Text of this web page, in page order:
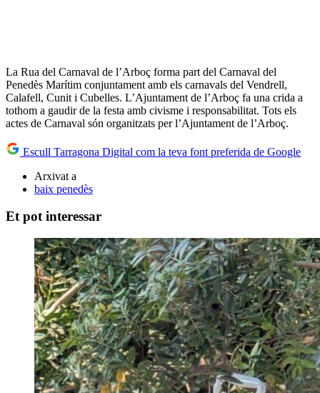
La Rua del Carnaval de l’Arboç forma part del Carnaval del
Penedès Marítim conjuntament amb els carnavals del Vendrell,
Calafell, Cunit i Cubelles. L’Ajuntament de l’Arboç fa una crida a
tothom a gaudir de la festa amb civisme i responsabilitat. Tots els
actes de Carnaval són organitzats per l’Ajuntament de l’Arboç.
Escull Tarragona Digital com la teva font preferida de Google
Arxivat a
baix penedès
Et pot interessar